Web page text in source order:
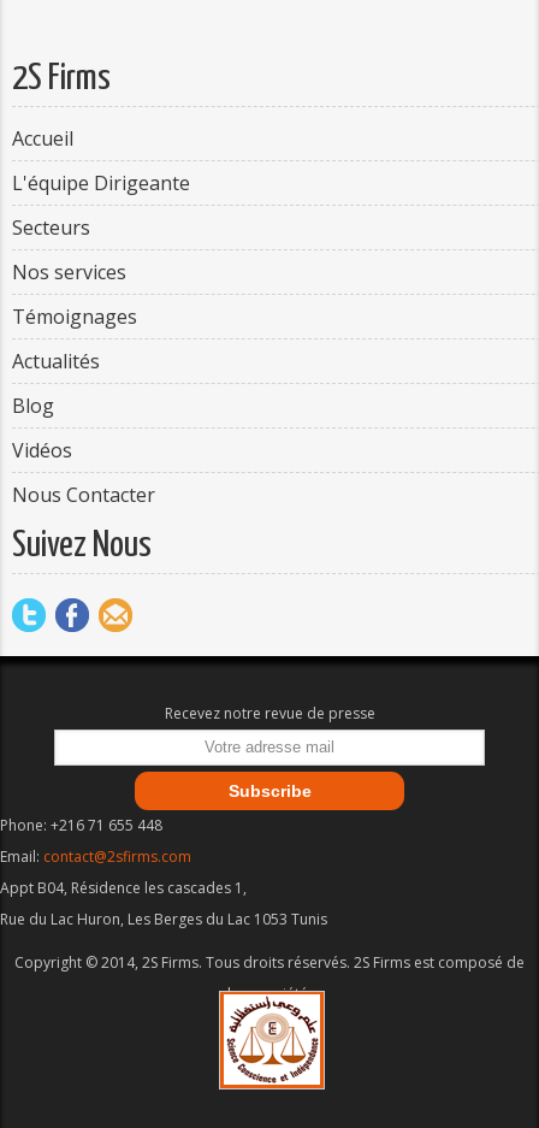
2S Firms
Accueil
L'équipe Dirigeante
Secteurs
Nos services
Témoignages
Actualités
Blog
Vidéos
Nous Contacter
Suivez Nous
Recevez notre revue de presse
Phone: +216 71 655 448
Email: contact@2sfirms.com
Appt B04, Résidence les cascades 1,
Rue du Lac Huron, Les Berges du Lac 1053 Tunis
Copyright © 2014, 2S Firms. Tous droits réservés. 2S Firms est composé de
deux sociétés.